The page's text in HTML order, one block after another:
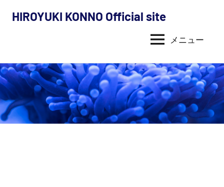
ツ
へ
ス
キ
ッ
HIROYUKI KONNO Official site
裕
幸
の
メニュー